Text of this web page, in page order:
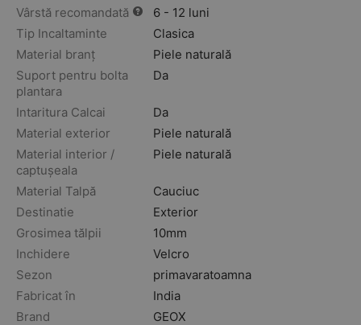
Vârstă recomandată
6 - 12 luni
Tip Incaltaminte
Clasica
Material branț
Piele naturală
Suport pentru bolta
plantara
Da
Intaritura Calcai
Da
Material exterior
Piele naturală
Material interior /
captușeala
Piele naturală
Material Talpă
Cauciuc
Destinatie
Exterior
Grosimea tălpii
10mm
Inchidere
Velcro
Sezon
primavaratoamna
Fabricat în
India
Brand
GEOX